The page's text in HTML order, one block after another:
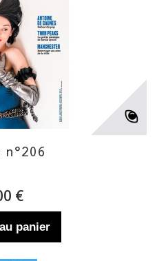
n°206
€
panier